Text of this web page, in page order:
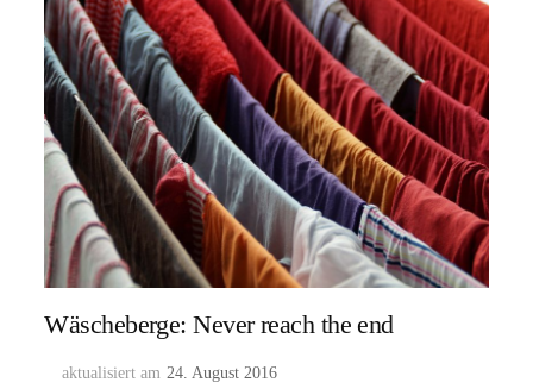
Wäscheberge: Never reach the end
aktualisiert am 24. August 2016